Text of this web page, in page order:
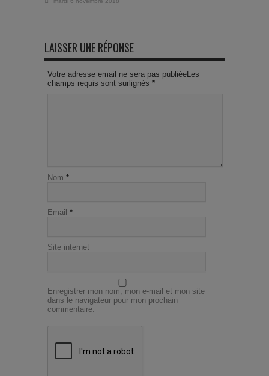
LAISSER UNE RÉPONSE
Votre adresse email ne sera pas publiéeLes
champs requis sont surlignés *
Nom *
Email *
Site internet
Enregistrer mon nom, mon e-mail et mon site
dans le navigateur pour mon prochain
commentaire.